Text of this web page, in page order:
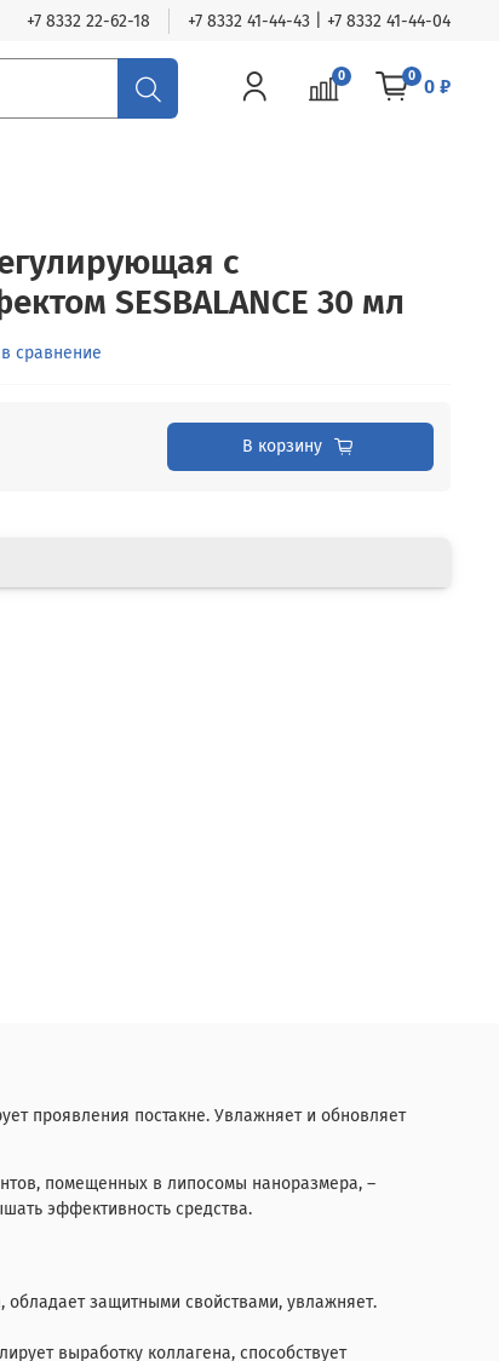
+7 8332 22-62-18 +7 8332 41-44-43 | +7 8332 41-44-04
0 0 0 ₽
с
SESBALANCE 30 мл
сравнение
В корзину
проявления постакне. Увлажняет и обновляет
помещенных в липосомы наноразмера, –
эффективность средства.
обладает защитными свойствами, увлажняет.
выработку коллагена, способствует